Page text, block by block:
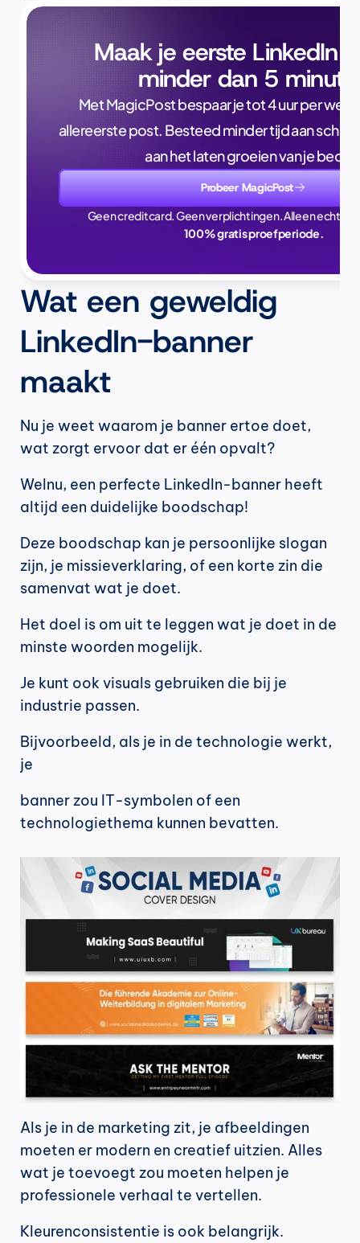
Maak je eerste LinkedIn
minder dan 5
Met MagicPost bespaar je tot 4 uur per
allereerste post. Besteed minder tijd aan
aan het laten groeien van je
Probeer MagicPost
Geen creditcard. Geen verplichtingen. Alleen echte
100% gratis proefperiode.
Wat een geweldig
LinkedIn-banner
maakt
Nu je weet waarom je banner ertoe doet,
wat zorgt ervoor dat er één opvalt?
Welnu, een perfecte LinkedIn-banner heeft
altijd een duidelijke boodschap!
Deze boodschap kan je persoonlijke slogan
zijn, je missieverklaring, of een korte zin die
samenvat wat je doet.
Het doel is om uit te leggen wat je doet in de
minste woorden mogelijk.
Je kunt ook visuals gebruiken die bij je
industrie passen.
Bijvoorbeeld, als je in de technologie werkt,
je
banner zou IT-symbolen of een
technologiethema kunnen bevatten.
Als je in de marketing zit, je afbeeldingen
moeten er modern en creatief uitzien. Alles
wat je toevoegt zou moeten helpen je
professionele verhaal te vertellen.
Kleurenconsistentie is ook belangrijk.